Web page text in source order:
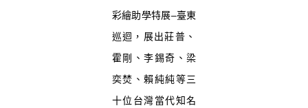
彩繪助學特展–臺東
巡迴，展出莊普、
霍剛、李錫奇、梁
奕焚、賴純純等三
十位台灣當代知名